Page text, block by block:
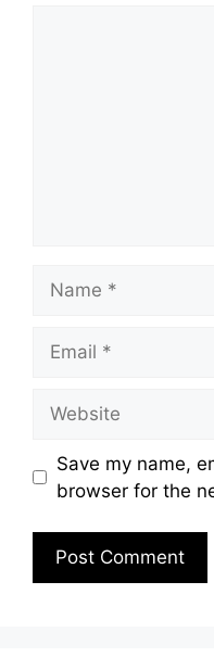
Save my name,
browser for the